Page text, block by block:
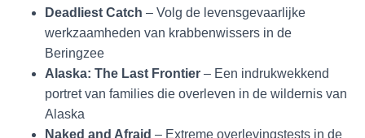
Deadliest Catch – Volg de levensgevaarlijke
werkzaamheden van krabbenwissers in de
Beringzee
Alaska: The Last Frontier – Een indrukwekkend
portret van families die overleven in de wildernis van
Alaska
Naked and Afraid – Extreme overlevingstests in de